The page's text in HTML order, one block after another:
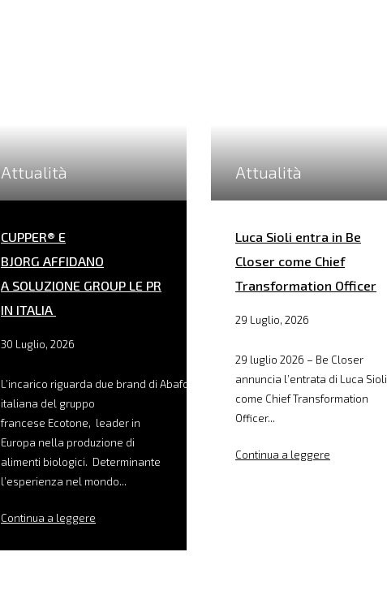
Attualità
CUPPER® E
BJORG AFFIDANO
A SOLUZIONE GROUP LE PR
IN ITALIA
30 Luglio, 2026
L’incarico riguarda due brand di Abafoods, filiale
italiana del gruppo
francese Ecotone, leader in
Europa nella produzione di
alimenti biologici. Determinante
l’esperienza nel mondo...
Continua a leggere
Attualità
Luca Sioli entra in Be
Closer come Chief
Transformation Officer
29 Luglio, 2026
29 luglio 2026 – Be Closer
annuncia l’entrata di Luca Sioli
come Chief Transformation
Officer...
Continua a leggere